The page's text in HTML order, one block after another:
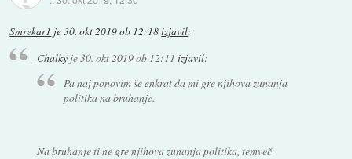
Smrekar1 je30. okt 2019 ob 12:18izjavil:
Chalkyje30. okt 2019 ob 12:11 izjavil:
Pa naj ponovim še enkrat da mi gre njihova zunanja
politika na bruhanje.
Na bruhanje ti ne gre njihova zunanja politika, temveč